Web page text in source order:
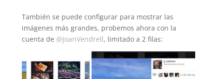
También se puede configurar para mostrar las
imágenes más grandes, probemos ahora con la
cuenta de @JoanVendrell, limitado a 2 filas: